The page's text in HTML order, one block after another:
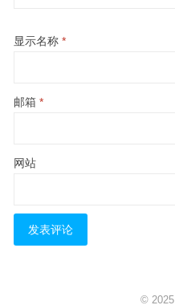
显示名称 *
邮箱 *
网站
© 2025